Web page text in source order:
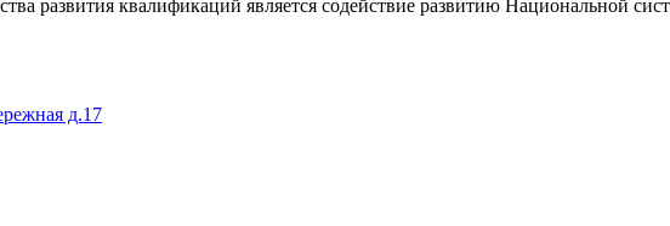
развития квалификаций является содействие развитию Национальной
д.17